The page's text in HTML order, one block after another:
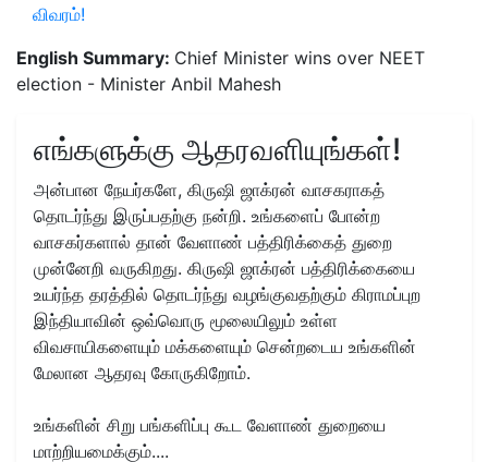
விவரம்!
English Summary: Chief Minister wins over NEET
election - Minister Anbil Mahesh
எங்களுக்கு ஆதரவளியுங்கள்!
அன்பான நேயர்களே, கிருஷி ஜாக்ரன் வாசகராகத்
தொடர்ந்து இருப்பதற்கு நன்றி. உங்களைப் போன்ற
வாசகர்களால் தான் வேளாண் பத்திரிக்கைத் துறை
முன்னேறி வருகிறது. கிருஷி ஜாக்ரன் பத்திரிக்கையை
உயர்ந்த தரத்தில் தொடர்ந்து வழங்குவதற்கும் கிராமப்புற
இந்தியாவின் ஒவ்வொரு மூலையிலும் உள்ள
விவசாயிகளையும் மக்களையும் சென்றடைய உங்களின்
மேலான ஆதரவு கோருகிறோம்.
உங்களின் சிறு பங்களிப்பு கூட வேளாண் துறையை
மாற்றியமைக்கும்....